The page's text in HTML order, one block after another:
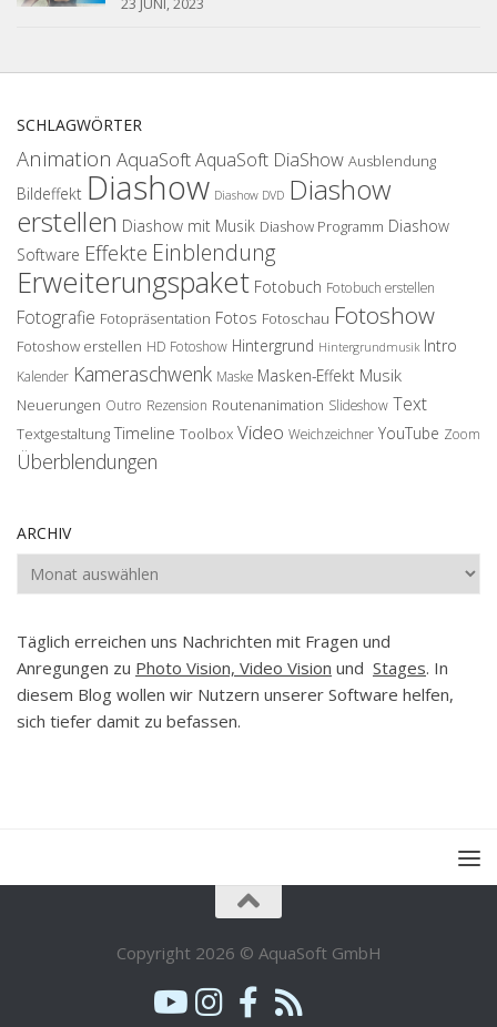
23 JUNI, 2023
SCHLAGWÖRTER
Animation AquaSoftAquaSoft DiaShow Ausblendung
Bildeffekt Diashow Diashow DVD Diashow
erstellen Diashow mit Musik Diashow Programm Diashow
Software Effekte Einblendung
Erweiterungspaket Fotobuch Fotobuch erstellen
Fotografie Fotopräsentation Fotos Fotoschau Fotoshow
Fotoshow erstellen HD Fotoshow Hintergrund Hintergrundmusik Intro
Kalender Kameraschwenk Maske Masken-Effekt Musik
Neuerungen Outro Rezension Routenanimation Slideshow Text
Textgestaltung Timeline Toolbox Video Weichzeichner YouTube Zoom
Überblendungen
ARCHIV
Archiv
Täglich erreichen uns Nachrichten mit Fragen und
Anregungen zu Photo Vision, Video Vision und Stages. In
diesem Blog wollen wir Nutzern unserer Software helfen,
sich tiefer damit zu befassen.
Copyright 2026 © AquaSoft GmbH